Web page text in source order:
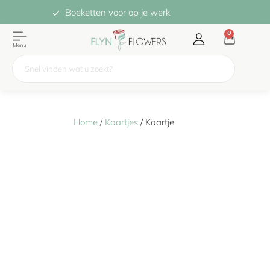
Boeketten voor op je werk
0
Home/ Kaartjes/ Kaartje